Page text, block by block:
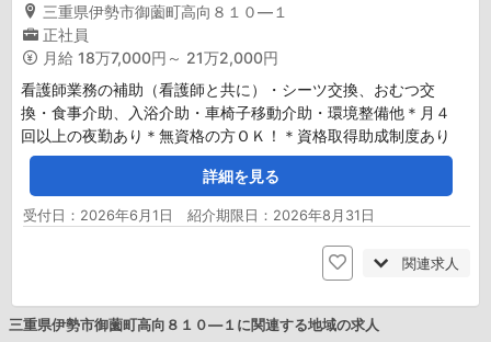
三重県伊勢市御薗町高向８１０―１
正社員
月給 18万7,000円～ 21万2,000円
看護師業務の補助（看護師と共に）・シーツ交換、おむつ交
換・食事介助、入浴介助・車椅子移動介助・環境整備他＊月４
回以上の夜勤あり＊無資格の方ＯＫ！＊資格取得助成制度あり
詳細を見る
受付日：2026年6月1日 紹介期限日：2026年8月31日
関連求人
三重県伊勢市御薗町高向８１０―１に関連する地域の求人